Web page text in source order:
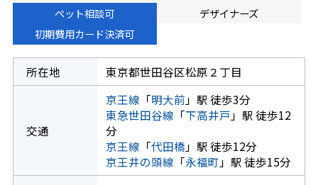
ペット相談可
デザイナーズ
初期費用カード決済可
所在地 東京都世田谷区松原２丁目
交通
京王線 「明大前 」駅 徒歩3分
東急世田谷線 「下高井戸 」駅 徒歩12
分
京王線 「代田橋 」駅 徒歩12分
京王井の頭線 「永福町 」駅 徒歩15分